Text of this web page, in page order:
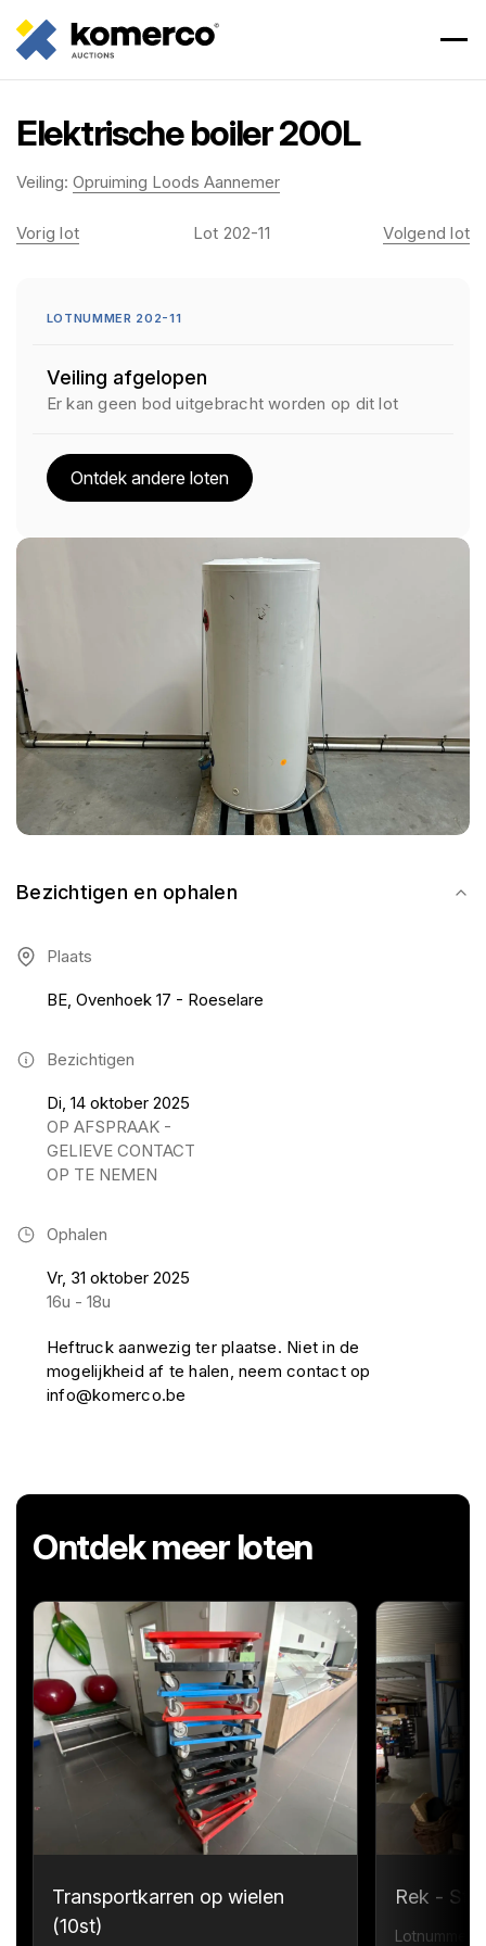
Elektrische boiler 200L
Veiling: Opruiming Loods Aannemer
Bezichtigen en ophalen
Plaats
BE, Ovenhoek 17 - Roeselare
Bezichtigen
Di, 14 oktober 2025
OP AFSPRAAK -
GELIEVE CONTACT
OP TE NEMEN
Ophalen
Vr, 31 oktober 2025
16u - 18u
Heftruck aanwezig ter plaatse. Niet in de
mogelijkheid af te halen, neem contact op
info@komerco.be
Vorig lot Lot 202-11 Volgend lot
LOTNUMMER 202-11
Veiling afgelopen
Er kan geen bod uitgebracht worden op dit lot
Ontdek andere loten
Ontdek meer loten
Transportkarren op wielen
(10st)
Rek -
Lotnummer